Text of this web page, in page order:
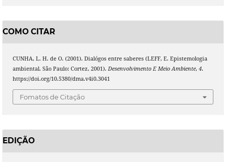
COMO CITAR
CUNHA, L. H. de O. (2001). Dialógos entre saberes (LEFF, E. Epistemologia
ambiental. São Paulo: Cortez, 2001). Desenvolvimento E Meio Ambiente, 4.
https://doi.org/10.5380/dma.v4i0.3041
Fomatos de Citação
EDIÇÃO